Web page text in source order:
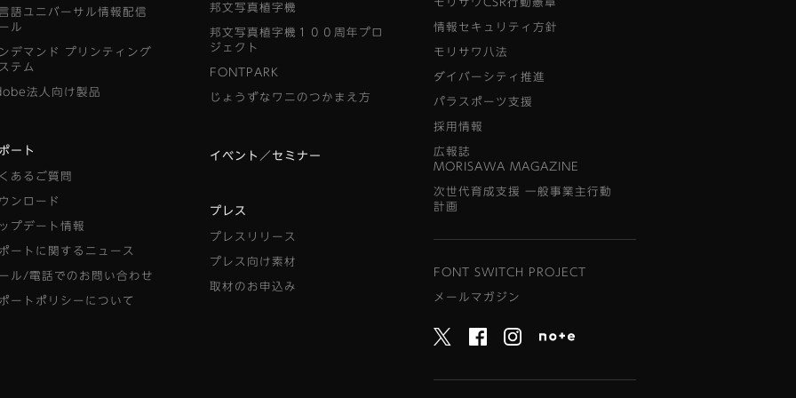
語ユニバーサル情報配信
ル
デマンド プリンティング
テム
法人向け製品
ート
あるご質問
ンロード
プデート情報
ートに関するニュース
ル/電話でのお問い合わせ
ートポリシーについて
邦文写真植字機
邦文写真植字機１００周年プロ
ジェクト
FONTPARK
じょうずなワニのつかまえ方
イベント／セミナー
プレス
プレスリリース
プレス向け素材
取材のお申込み
モリサワCSR行動憲章
情報セキュリティ方針
モリサワ八法
ダイバーシティ推進
パラスポーツ支援
採用情報
広報誌
MORISAWA MAGAZINE
次世代育成支援 一般事業主行動
計画
FONT SWITCH PROJECT
メールマガジン